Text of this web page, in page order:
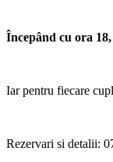
Începând cu ora
Iar pentru fiecare
Rezervari si detalii: